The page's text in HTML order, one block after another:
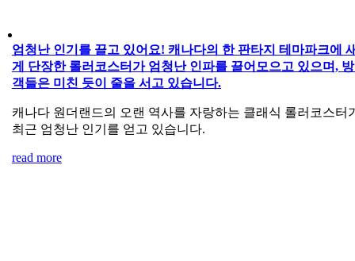
엄청난 인기를 끌고 있어요! 캐나다의 한 판타지 테마파크에
게 단장한 롤러코스터가 엄청난 인파를 끌어모으고 있으며,
객들은 미친 듯이 줄을 서고 있습니다.
캐나다 원더랜드의 오랜 역사를 자랑하는 클래식 롤러코스터
최근 엄청난 인기를 얻고 있습니다.
read more